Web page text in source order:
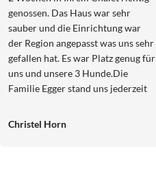
genossen. Das Haus war sehr
sauber und die Einrichtung war
der Region angepasst was uns sehr
gefallen hat. Es war Platz genug für
uns und unsere 3 Hunde.Die
Familie Egger stand uns jederzeit
brauchten.Eine sehr nette Familie.
Christel Horn